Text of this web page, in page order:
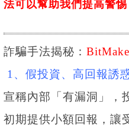
法可以幫助我們提高警惕
詐騙手法揭秘： BitMake
1、假投資、高回報誘
宣稱內部「有漏洞」，
初期提供小額回報，讓